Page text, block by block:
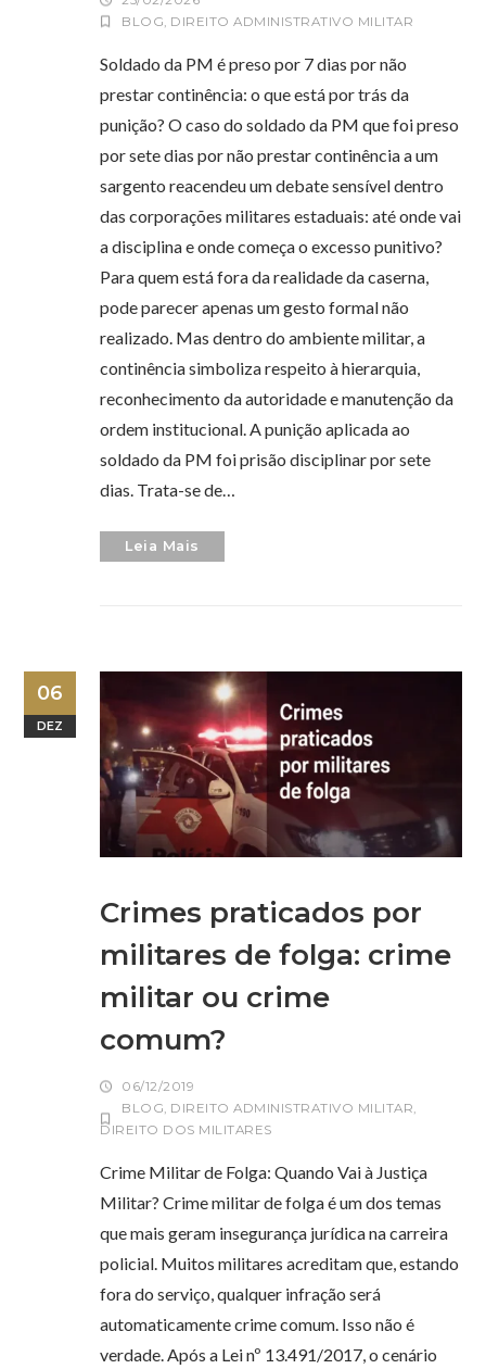
BLOG, DIREITO ADMINISTRATIVO MILITAR
Soldado da PM é preso por 7 dias por não
prestar continência: o que está por trás da
punição? O caso do soldado da PM que foi preso
por sete dias por não prestar continência a um
sargento reacendeu um debate sensível dentro
das corporações militares estaduais: até onde vai
a disciplina e onde começa o excesso punitivo?
Para quem está fora da realidade da caserna,
pode parecer apenas um gesto formal não
realizado. Mas dentro do ambiente militar, a
continência simboliza respeito à hierarquia,
reconhecimento da autoridade e manutenção da
ordem institucional. A punição aplicada ao
soldado da PM foi prisão disciplinar por sete
dias. Trata-se de…
Leia Mais
06
DEZ
Crimes praticados por
militares de folga: crime
militar ou crime
comum?
06/12/2019
BLOG DIREITO ADMINISTRATIVO MILITAR
DIREITO DOS MILITARES
Crime Militar de Folga: Quando Vai à Justiça
Militar? Crime militar de folga é um dos temas
que mais geram insegurança jurídica na carreira
policial. Muitos militares acreditam que, estando
fora do serviço, qualquer infração será
automaticamente crime comum. Isso não é
verdade. Após a Lei nº 13.491/2017, o cenário